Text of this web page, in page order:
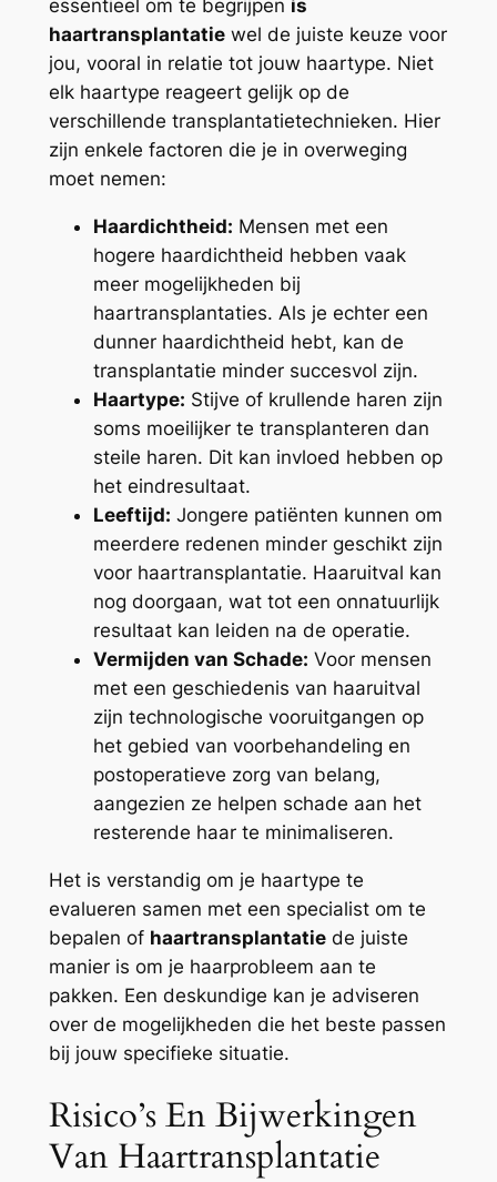
essentieel om te begrijpen is
haartransplantatiewel de juiste keuze voor
jou, vooral in relatie tot jouw haartype. Niet
elk haartype reageert gelijk op de
verschillende transplantatietechnieken. Hier
zijn enkele factoren die je in overweging
moet nemen:
Haardichtheid: Mensen met een
hogere haardichtheid hebben vaak
meer mogelijkheden bij
haartransplantaties. Als je echter een
dunner haardichtheid hebt, kan de
transplantatie minder succesvol zijn.
Haartype: Stijve of krullende haren zijn
soms moeilijker te transplanteren dan
steile haren. Dit kan invloed hebben op
het eindresultaat.
Leeftijd: Jongere patiënten kunnen om
meerdere redenen minder geschikt zijn
voor haartransplantatie. Haaruitval kan
nog doorgaan, wat tot een onnatuurlijk
resultaat kan leiden na de operatie.
Vermijden van Schade: Voor mensen
met een geschiedenis van haaruitval
zijn technologische vooruitgangen op
het gebied van voorbehandeling en
postoperatieve zorg van belang,
aangezien ze helpen schade aan het
resterende haar te minimaliseren.
Het is verstandig om je haartype te
evalueren samen met een specialist om te
bepalen of haartransplantatiede juiste
manier is om je haarprobleem aan te
pakken. Een deskundige kan je adviseren
over de mogelijkheden die het beste passen
bij jouw specifieke situatie.
Risico’s En Bijwerkingen
Van Haartransplantatie